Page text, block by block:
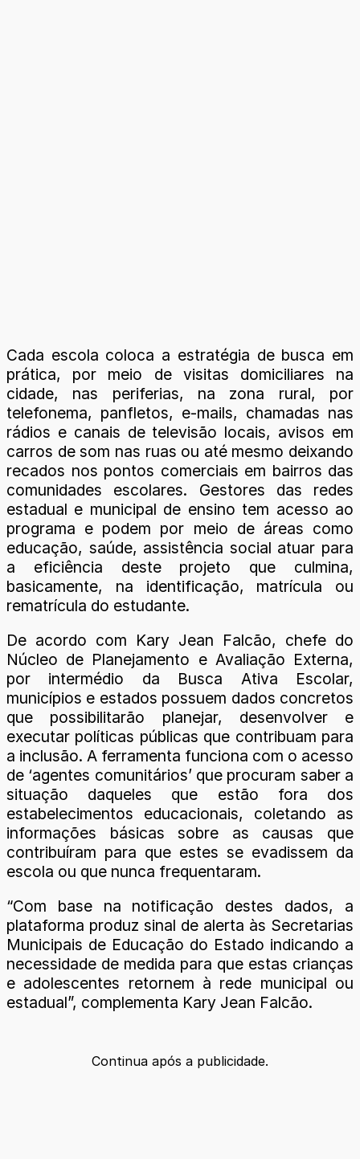
Cada escola coloca a estratégia de busca em
prática, por meio de visitas domiciliares na
cidade, nas periferias, na zona rural, por
telefonema, panfletos, e-mails, chamadas nas
rádios e canais de televisão locais, avisos em
carros de som nas ruas ou até mesmo deixando
recados nos pontos comerciais em bairros das
comunidades escolares. Gestores das redes
estadual e municipal de ensino tem acesso ao
programa e podem por meio de áreas como
educação, saúde, assistência social atuar para
a eficiência deste projeto que culmina,
basicamente, na identificação, matrícula ou
rematrícula do estudante.
De acordo com Kary Jean Falcão, chefe do
Núcleo de Planejamento e Avaliação Externa,
por intermédio da Busca Ativa Escolar,
municípios e estados possuem dados concretos
que possibilitarão planejar, desenvolver e
executar políticas públicas que contribuam para
a inclusão. A ferramenta funciona com o acesso
de ‘agentes comunitários’ que procuram saber a
situação daqueles que estão fora dos
estabelecimentos educacionais, coletando as
informações básicas sobre as causas que
contribuíram para que estes se evadissem da
escola ou que nunca frequentaram.
“Com base na notificação destes dados, a
plataforma produz sinal de alerta às Secretarias
Municipais de Educação do Estado indicando a
necessidade de medida para que estas crianças
e adolescentes retornem à rede municipal ou
estadual”, complementa Kary Jean Falcão.
Continua após a publicidade.